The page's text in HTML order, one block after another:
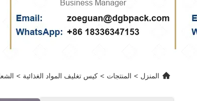
المنزل > المنتجات > كيس تغليف المواد الغذائية > الشعار